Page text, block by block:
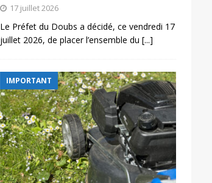
17 juillet 2026
Le Préfet du Doubs a décidé, ce vendredi 17
juillet 2026, de placer l’ensemble du [...]
IMPORTANT